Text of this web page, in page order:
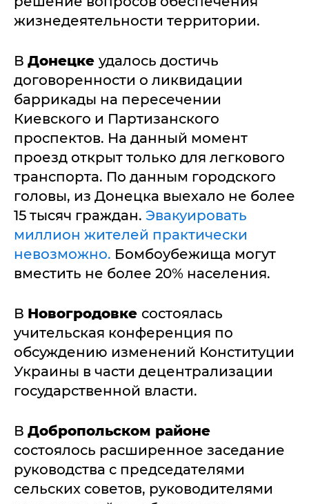
жизнедеятельности территории.
В Донецке удалось достичь
договоренности о ликвидации
баррикады на пересечении
Киевского и Партизанского
проспектов. На данный момент
проезд открыт только для легкового
транспорта. По данным городского
головы, из Донецка выехало не более
15 тысяч граждан. Эвакуировать
миллион жителей практически
невозможно. Бомбоубежища могут
вместить не более 20% населения.
В Новогродовке состоялась
учительская конференция по
обсуждению изменений Конституции
Украины в части децентрализации
государственной власти.
В Добропольском районе
состоялось расширенное заседание
руководства с председателями
сельских советов, руководителями